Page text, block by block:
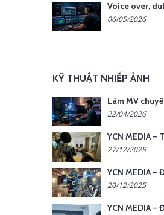
06/05/2026
KỸ THUẬT NHIẾP ẢNH
22/04/2026
27/12/2025
20/12/2025